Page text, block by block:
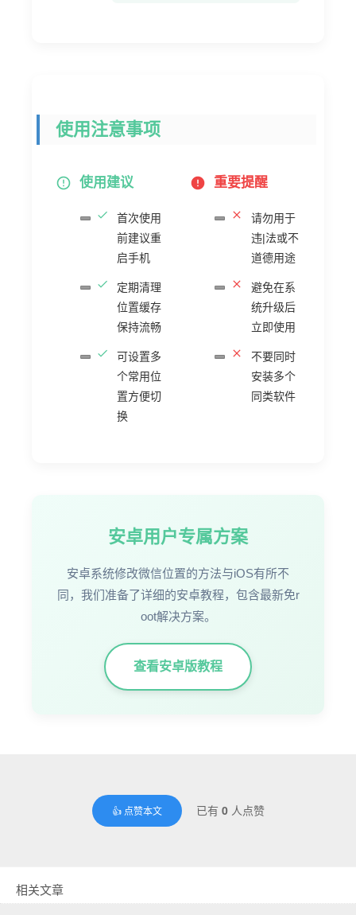
使用注意事项
使用建议
首次使用
前建议重
启手机
定期清理
位置缓存
保持流畅
可设置多
个常用位
置方便切
换
重要提醒
请勿用于
违|法或不
道德用途
避免在系
统升级后
立即使用
不要同时
安装多个
同类软件
安卓用户专属方案
安卓系统修改微信位置的方法与iOS有所不
同，我们准备了详细的安卓教程，包含最新免r
oot解决方案。
查看安卓版教程
👍 点赞本文 已有 0人点赞
相关文章